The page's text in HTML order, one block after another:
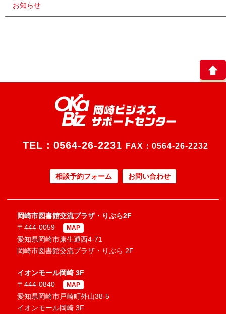
お知らせ
TEL： 0564-26-2231 FAX：0564-26-2232
相談予約フォーム お問い合わせ
岡崎市図書館交流プラザ・りぶら2F
〒444-0059
MAP
愛知県岡崎市康生通西4-71
岡崎市図書館交流プラザ・りぶら 2F
イオンモール岡崎 3F
〒444-0840
MAP
愛知県岡崎市戸崎町外山38-5
イオンモール岡崎 3F